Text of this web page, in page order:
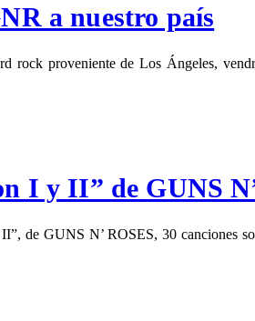
a nuestro país
rock proveniente de Los Ángeles,
I y II” de GUNS
de GUNS N’ ROSES, 30 canciones